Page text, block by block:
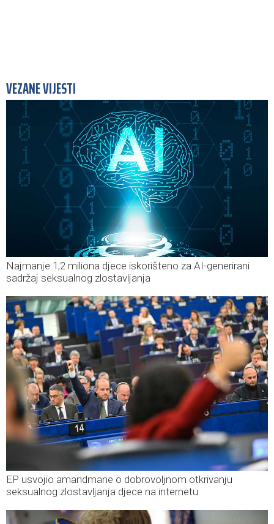
VEZANE VIJESTI
Najmanje 1,2 miliona djece iskorišteno za AI-generirani
sadržaj seksualnog zlostavljanja
EP usvojio amandmane o dobrovoljnom otkrivanju
seksualnog zlostavljanja djece na internetu